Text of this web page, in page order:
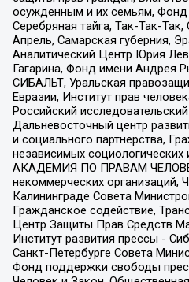
осужденным и их семьям, Фонд
Серебряная тайга, Так-Так-
Апрель, Самарская губерния,
Аналитический Центр Юрия
Гагарина, Фонд имени Андрея
СИБАЛЬТ, Уральская
Евразии, Институт прав
Российский
Дальневосточный центр
и социального партнерства,
независимых социологических
АКАДЕМИЯ ПО ПРАВАМ
некоммерческих организаций,
Калининграде Совета
Гражданское содействие,
Центр Защиты Прав Средств
Институт развития прессы -
Санкт-Петербурге Совета
Фонд поддержки свободы